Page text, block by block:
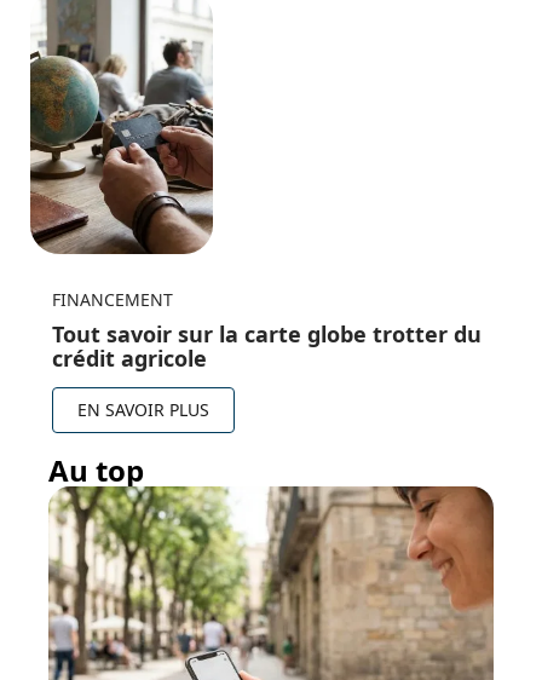
FINANCEMENT
Tout savoir sur la carte globe trotter du
crédit agricole
EN SAVOIR PLUS
Au top